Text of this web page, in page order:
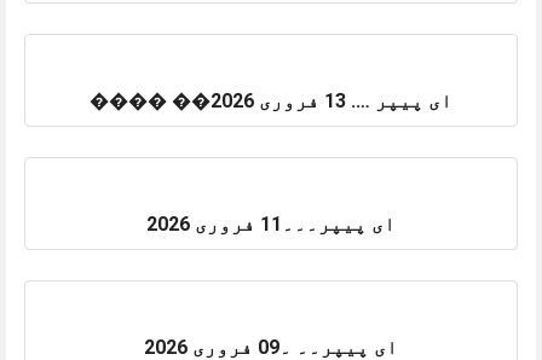
ای پیپر …. 13 فروری 2026�� ����
ای پیپر۔۔۔11 فروری 2026
ای پیپر۔۔ ۔09 فروری 2026